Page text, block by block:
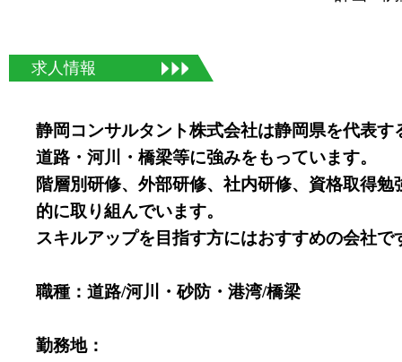
求人情報
静岡コンサルタント株式会社は静岡県を代表
道路・河川・橋梁等に強みをもっています。
階層別研修、外部研修、社内研修、資格取得
的に取り組んでいます。
スキルアップを目指す方にはおすすめの会社で
職種：道路/河川・砂防・港湾/橋梁
勤務地：